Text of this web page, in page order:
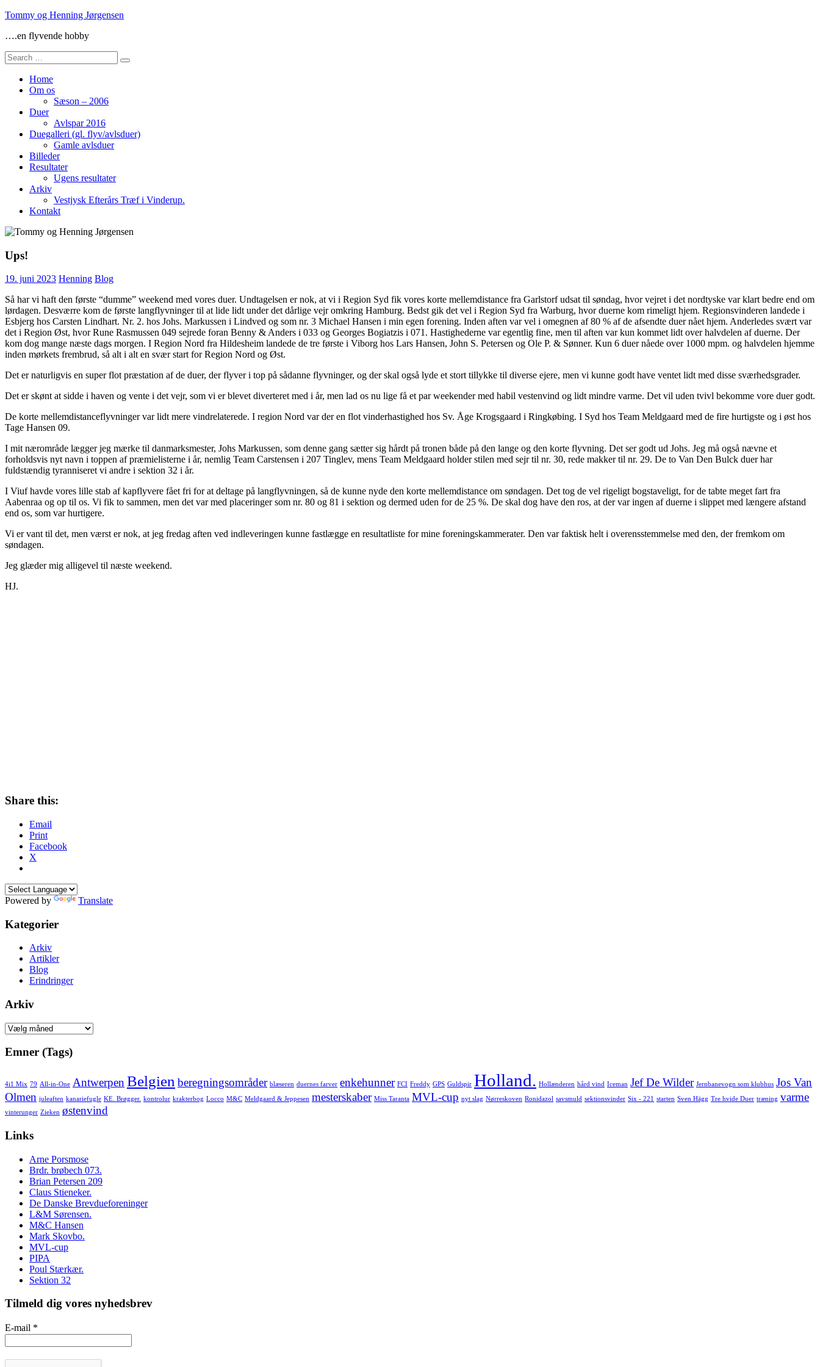
Skip
content
Tommy og Henning Jørgensen
….en flyvende hobby
Search
for:
Home
Om os
Sæson – 2006
Duer
Avlspar 2016
Duegalleri (gl. flyv/avlsduer)
Gamle avlsduer
Billeder
Resultater
Ugens resultater
Arkiv
Vestjysk Efterårs Træf i Vinderup.
Kontakt
Ups!
19. juni 2023 Henning Blog
Så har vi haft den første “dumme” weekend med vores duer. Undtagelsen er nok, at vi i Region Syd fik vores korte mellemdistance fra Garlstorf udsat til søndag, hvor vejret i det nordtyske var klart bedre end om
lørdagen. Desværre kom de første langflyvninger til at lide lidt under det dårlige vejr omkring Hamburg. Bedst gik det vel i Region Syd fra Warburg, hvor duerne kom rimeligt hjem. Regionsvinderen landede i
Esbjerg hos Carsten Lindhart. Nr. 2. hos Johs. Markussen i Lindved og som nr. 3 Michael Hansen i min egen forening. Inden aften var vel i omegnen af 80 % af de afsendte duer nået hjem. Anderledes svært var
det i Region Øst, hvor Rune Rasmussen 049 sejrede foran Benny & Anders i 033 og Georges Bogiatzis i 071. Hastighederne var egentlig fine, men til aften var kun kommet lidt over halvdelen af duerne. Der
kom dog mange næste dags morgen. I Region Nord fra Hildesheim landede de tre første i Viborg hos Lars Hansen, John S. Petersen og Ole P. & Sønner. Kun 6 duer nåede over 1000 mpm. og halvdelen hjemme
inden mørkets frembrud, så alt i alt en svær start for Region Nord og Øst.
Det er naturligvis en super flot præstation af de duer, der flyver i top på sådanne flyvninger, og der skal også lyde et stort tillykke til diverse ejere, men vi kunne godt have ventet lidt med disse sværhedsgrader.
Det er skønt at sidde i haven og vente i det vejr, som vi er blevet diverteret med i år, men lad os nu lige få et par weekender med habil vestenvind og lidt mindre varme. Det vil uden tvivl bekomme vore duer godt.
De korte mellemdistanceflyvninger var lidt mere vindrelaterede. I region Nord var der en flot vinderhastighed hos Sv. Åge Krogsgaard i Ringkøbing. I Syd hos Team Meldgaard med de fire hurtigste og i øst hos
Tage Hansen 09.
I mit nærområde lægger jeg mærke til danmarksmester, Johs Markussen, som denne gang sætter sig hårdt på tronen både på den lange og den korte flyvning. Det ser godt ud Johs. Jeg må også nævne et
forholdsvis nyt navn i toppen af præmielisterne i år, nemlig Team Carstensen i 207 Tinglev, mens Team Meldgaard holder stilen med sejr til nr. 30, rede makker til nr. 29. De to Van Den Bulck duer har
fuldstændig tyranniseret vi andre i sektion 32 i år.
I Viuf havde vores lille stab af kapflyvere fået fri for at deltage på langflyvningen, så de kunne nyde den korte mellemdistance om søndagen. Det tog de vel rigeligt bogstaveligt, for de tabte meget fart fra
Aabenraa og op til os. Vi fik to sammen, men det var med placeringer som nr. 80 og 81 i sektion og dermed uden for de 25 %. De skal dog have den ros, at der var ingen af duerne i slippet med længere afstand
end os, som var hurtigere.
Vi er vant til det, men værst er nok, at jeg fredag aften ved indleveringen kunne fastlægge en resultatliste for mine foreningskammerater. Den var faktisk helt i overensstemmelse med den, der fremkom om
søndagen.
Jeg glæder mig alligevel til næste weekend.
HJ.
Share this:
Email
Print
Facebook
X
Powered by Translate
Kategorier
Arkiv
Artikler
Blog
Erindringer
Arkiv
Arkiv
Emner (Tags)
4i1 Mix 79 All-in-One Antwerpen Belgien beregningsområder blæseren duernes farver enkehunner FCI Freddy GPS Guldspir Holland. Hollænderen hård vind Iceman Jef De Wilder Jernbanevogn som klubhus Jos Van
Olmen juleaften kanariefugle KE. Brøgger. kontrolur krakterbog Locco M&C Meldgaard & Jeppesen mesterskaber Miss Taranta MVL-cup nyt slag Nørreskoven Ronidazol savsmuld sektionsvinder Six - 221 starten Sven Hägg Tre hvide Duer træning varme
vinterunger Zieken østenvind
Links
Arne Porsmose
Brdr. brøbech 073.
Brian Petersen 209
Claus Stieneker.
De Danske Brevdueforeninger
L&M Sørensen.
M&C Hansen
Mark Skovbo.
MVL-cup
PIPA
Poul Stærkær.
Sektion 32
Tilmeld dig vores nyhedsbrev
E-mail *